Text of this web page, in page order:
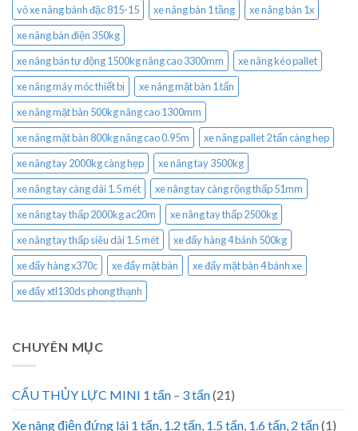
vỏ xe nâng bánh đặc 815-15
xe nâng bàn 1 tầng
xe nâng bàn 1x
xe nâng bàn điện 350kg
xe nâng bán tự động 1500kg nâng cao 3300mm
xe nâng kéo pallet
xe nâng máy móc thiết bị
xe nâng mặt bàn 1 tấn
xe nâng mặt bàn 500kg nâng cao 1300mm
xe nâng mặt bàn 800kg nâng cao 0.95m
xe nâng pallet 2 tấn càng hẹp
xe nâng tay 2000kg càng hẹp
xe nâng tay 3500kg
xe nâng tay càng dài 1.5 mét
xe nâng tay càng rộng thấp 51mm
xe nâng tay thấp 2000kg ac20m
xe nâng tay thấp 2500kg
xe nâng tay thấp siêu dài 1.5 mét
xe đẩy hàng 4 bánh 500kg
xe đẩy hàng x370c
xe đẩy mặt bàn
xe đẩy mặt bàn 4 bánh xe
xe đẩy xtl130ds phong thạnh
CHUYÊN MỤC
CẨU THỦY LỰC MINI 1 tấn – 3 tấn(21)
Xe nâng điện đứng lái 1 tấn, 1.2 tấn, 1.5 tấn, 1.6 tấn, 2 tấn(1)